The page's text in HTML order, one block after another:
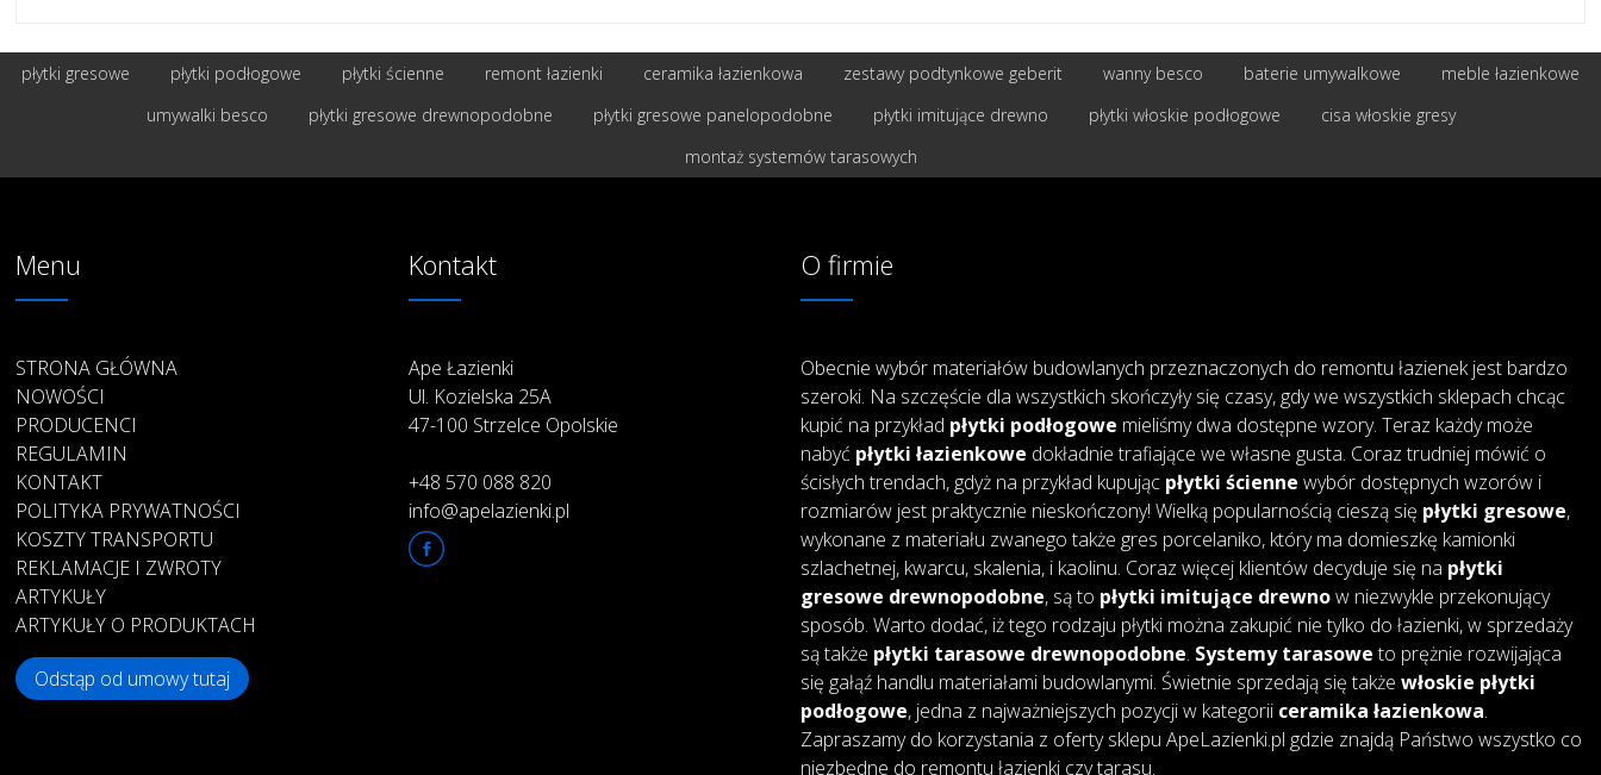
płytki gresowe płytki podłogowe płytki ścienne remont łazienki ceramika łazienkowa zestawy podtynkowe geberit wanny besco baterie umywalkowe
meble łazienkowe
umywalki besco
płytki gresowe drewnopodobne płytki gresowe panelopodobne płytki imitujące drewno płytki włoskie podłogowe
cisa włoskie gresy
montaż systemów tarasowych
Menu
STRONA GŁÓWNA
NOWOŚCI
PRODUCENCI
REGULAMIN
KONTAKT
POLITYKA PRYWATNOŚCI
KOSZTY TRANSPORTU
REKLAMACJE I ZWROTY
ARTYKUŁY
ARTYKUŁY O PRODUKTACH
Odstąp od umowy tutaj
Kontakt
Ape Łazienki
Ul. Kozielska 25A
47-100 Strzelce Opolskie
+48 570 088 820
info@apelazienki.pl
O firmie
Obecnie wybór materiałów budowlanych przeznaczonych do remontu łazienek jest bardzo
szeroki. Na szczęście dla wszystkich skończyły się czasy, gdy we wszystkich sklepach chcąc
kupić na przykład płytki podłogowe mieliśmy dwa dostępne wzory. Teraz każdy może
nabyć płytki łazienkowe dokładnie trafiające we własne gusta. Coraz trudniej mówić o
ścisłych trendach, gdyż na przykład kupując płytki ścienne wybór dostępnych wzorów i
rozmiarów jest praktycznie nieskończony! Wielką popularnością cieszą się płytki gresowe,
wykonane z materiału zwanego także gres porcelaniko, który ma domieszkę kamionki
szlachetnej, kwarcu, skalenia, i kaolinu. Coraz więcej klientów decyduje się na płytki
gresowe drewnopodobne, są to płytki imitujące drewnow niezwykle przekonujący
sposób. Warto dodać, iż tego rodzaju płytki można zakupić nie tylko do łazienki, w sprzedaży
są także płytki tarasowe drewnopodobne. Systemy tarasoweto prężnie rozwijająca
się gałąź handlu materiałami budowlanymi. Świetnie sprzedają się także włoskie płytki
podłogowe, jedna z najważniejszych pozycji w kategorii ceramika łazienkowa.
Zapraszamy do korzystania z oferty sklepu ApeLazienki.pl gdzie znajdą Państwo wszystko co
niezbędne do remontu łazienki czy tarasu.